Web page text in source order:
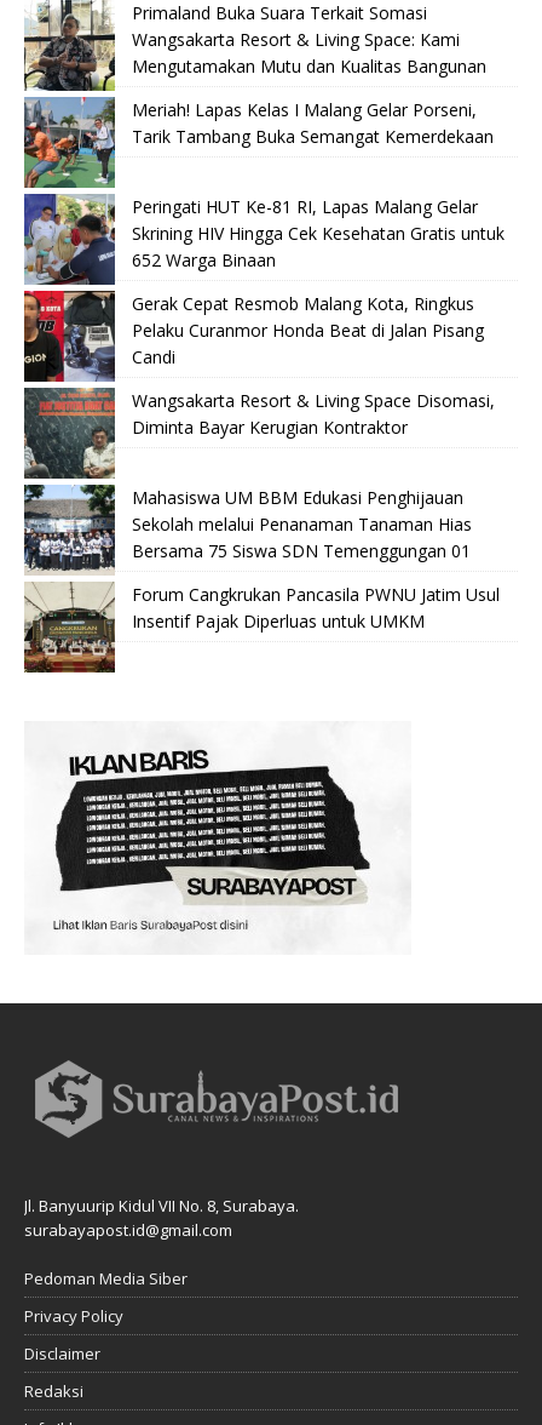
Primaland Buka Suara Terkait Somasi
Wangsakarta Resort & Living Space: Kami
Mengutamakan Mutu dan Kualitas Bangunan
Meriah! Lapas Kelas I Malang Gelar Porseni,
Tarik Tambang Buka Semangat Kemerdekaan
Peringati HUT Ke-81 RI, Lapas Malang Gelar
Skrining HIV Hingga Cek Kesehatan Gratis untuk
652 Warga Binaan
Gerak Cepat Resmob Malang Kota, Ringkus
Pelaku Curanmor Honda Beat di Jalan Pisang
Candi
Wangsakarta Resort & Living Space Disomasi,
Diminta Bayar Kerugian Kontraktor
Mahasiswa UM BBM Edukasi Penghijauan
Sekolah melalui Penanaman Tanaman Hias
Bersama 75 Siswa SDN Temenggungan 01
Forum Cangkrukan Pancasila PWNU Jatim Usul
Insentif Pajak Diperluas untuk UMKM
Jl. Banyuurip Kidul VII No. 8, Surabaya.
surabayapost.id@gmail.com
Pedoman Media Siber
Privacy Policy
Disclaimer
Redaksi